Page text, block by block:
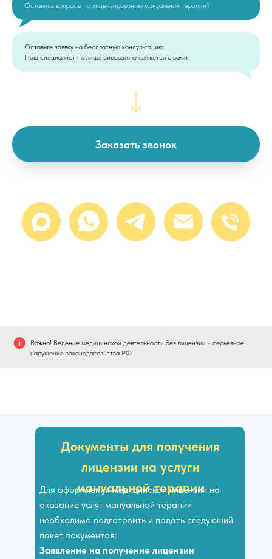
Остались вопросы по лицензированию мануальной терапии?
Оставьте заявку на бесплатную консультацию.
Наш специалист по лицензированию свяжется с вами.
Заказать звонок
Важно! Ведение медицинской деятельности без лицензии - серьезное
нарушение законодательства РФ
Документы для получения
лицензии на услуги
мануальной терапии
Для оформления медицинской лицензии на
оказание услуг мануальной терапии
необходимо подготовить и подать следующий
пакет документов:
Заявление на получение лицензии